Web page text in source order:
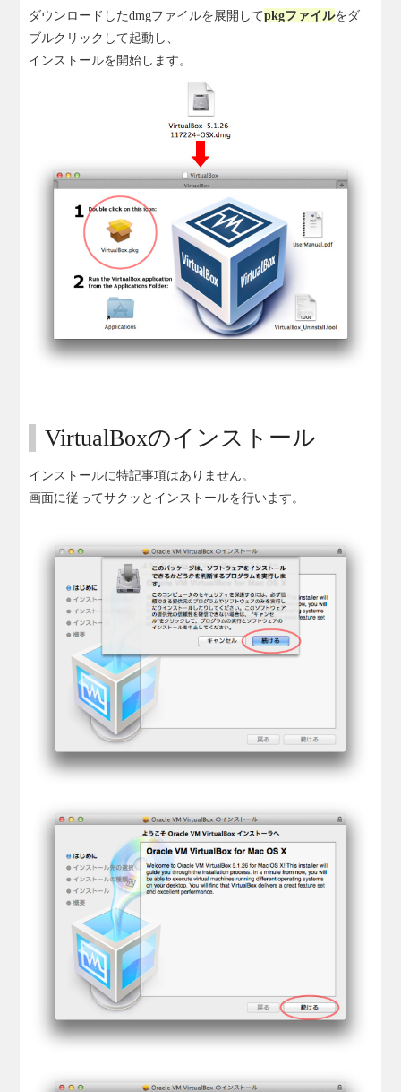
ダウンロードしたdmgファイルを展開してpkgファイルをダ
ブルクリックして起動し、
インストールを開始します。
VirtualBoxのインストール
インストールに特記事項はありません。
画面に従ってサクッとインストールを行います。